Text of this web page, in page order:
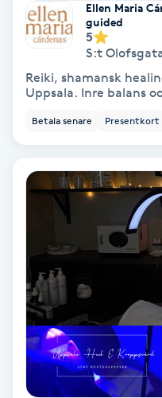
Hårbottenbehandling
Hårförlängning
Hårvård
Hälsa
Hälsprickor
Idrottsmassage
IPL
IPL hårborttagning
IR-massage
Ellen Maria
guided
5
S:t
Reiki, shamansk
Uppsala. Inre balans
Betala senare Presentkort